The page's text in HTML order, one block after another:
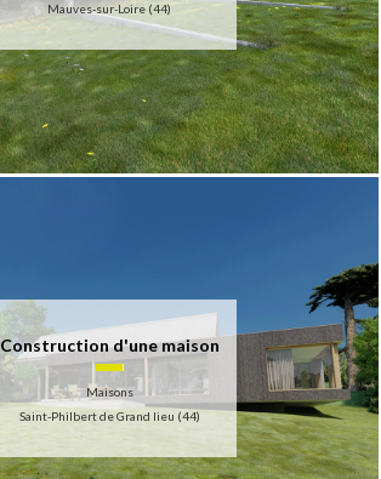
Mauves-sur-Loire (44)
Construction d'une maison
Maisons
Saint-Philbert de Grand lieu (44)